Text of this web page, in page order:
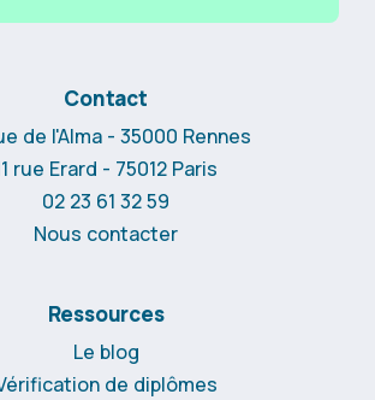
Contact
de l'Alma - 35000 Rennes
rue Erard - 75012 Paris
02 23 61 32 59
Nous contacter
Ressources
Le blog
de diplômes